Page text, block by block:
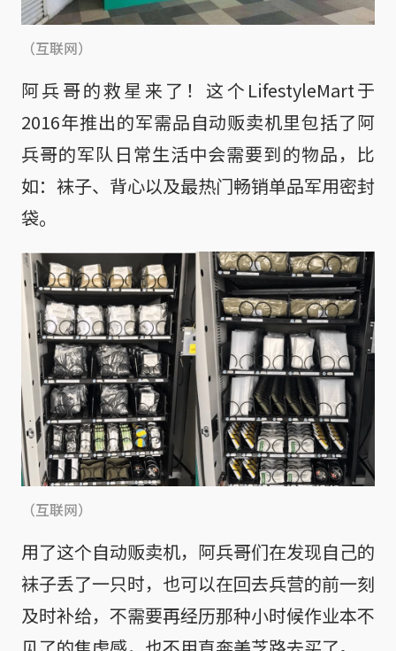
（互联网）
阿兵哥的救星来了！这个LifestyleMart于
2016年推出的军需品自动贩卖机里包括了阿
兵哥的军队日常生活中会需要到的物品，比
如：袜子、背心以及最热门畅销单品军用密封
袋。
（互联网）
用了这个自动贩卖机，阿兵哥们在发现自己的
袜子丢了一只时，也可以在回去兵营的前一刻
及时补给，不需要再经历那种小时候作业本不